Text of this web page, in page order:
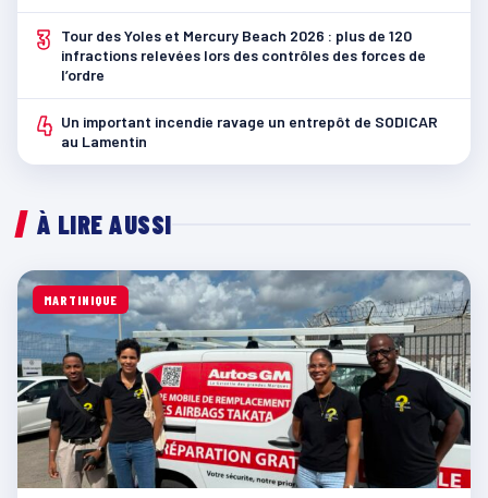
3
Tour des Yoles et Mercury Beach 2026 : plus de 120
infractions relevées lors des contrôles des forces de
l’ordre
4 Un important incendie ravage un entrepôt de SODICAR
au Lamentin
À LIRE AUSSI
MARTINIQUE